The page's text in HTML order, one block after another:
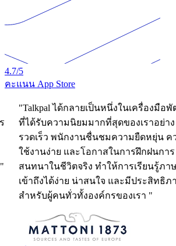
4.7/5
คะแนน App Store
"Talkpal ได้กลายเป็นหนึ่งในเครื่องมือ
ที่ได้รับความนิยมมากที่สุดของเราอย่าง
รวดเร็ว พนักงานชื่นชมความยืดหยุ่น ค
ใช้งานง่าย และโอกาสในการฝึกฝนการ
สนทนาในชีวิตจริง ทำให้การเรียนรู้ภา
เข้าถึงได้ง่าย น่าสนใจ และมีประสิทธิภ
สำหรับผู้คนทั่วทั้งองค์กรของเรา "